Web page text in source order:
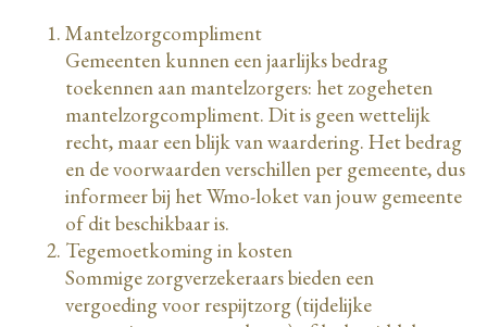
Mantelzorgcompliment
Gemeenten kunnen een jaarlijks bedrag
toekennen aan mantelzorgers: het zogeheten
mantelzorgcompliment. Dit is geen wettelijk
recht, maar een blijk van waardering. Het bedrag
en de voorwaarden verschillen per gemeente, dus
informeer bij het Wmo-loket van jouw gemeente
of dit beschikbaar is.
Tegemoetkoming in kosten
Sommige zorgverzekeraars bieden een
vergoeding voor respijtzorg (tijdelijke